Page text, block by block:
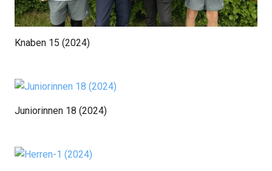
Knaben 15 (2024)
Juniorinnen 18 (2024)